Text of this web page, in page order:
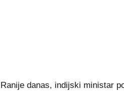
Ranije danas, indijski ministar